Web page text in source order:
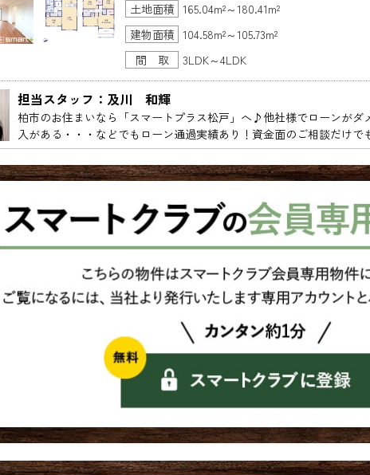
土地面積 165.04m²～180.41m²
建物面積 104.58m²～105.73m²
間 取
3LDK～4LDK
担当スタッフ：及川　和輝
柏市のお住まいなら「スマートプラス松戸」へ♪他社様でローンがダ